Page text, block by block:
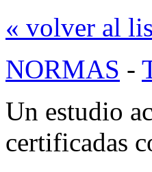
« volver al
NORMAS -
Un estudio
certificadas